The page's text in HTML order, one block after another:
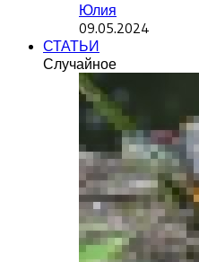
Юлия
09.05.2024
СТАТЬИ
Случайное